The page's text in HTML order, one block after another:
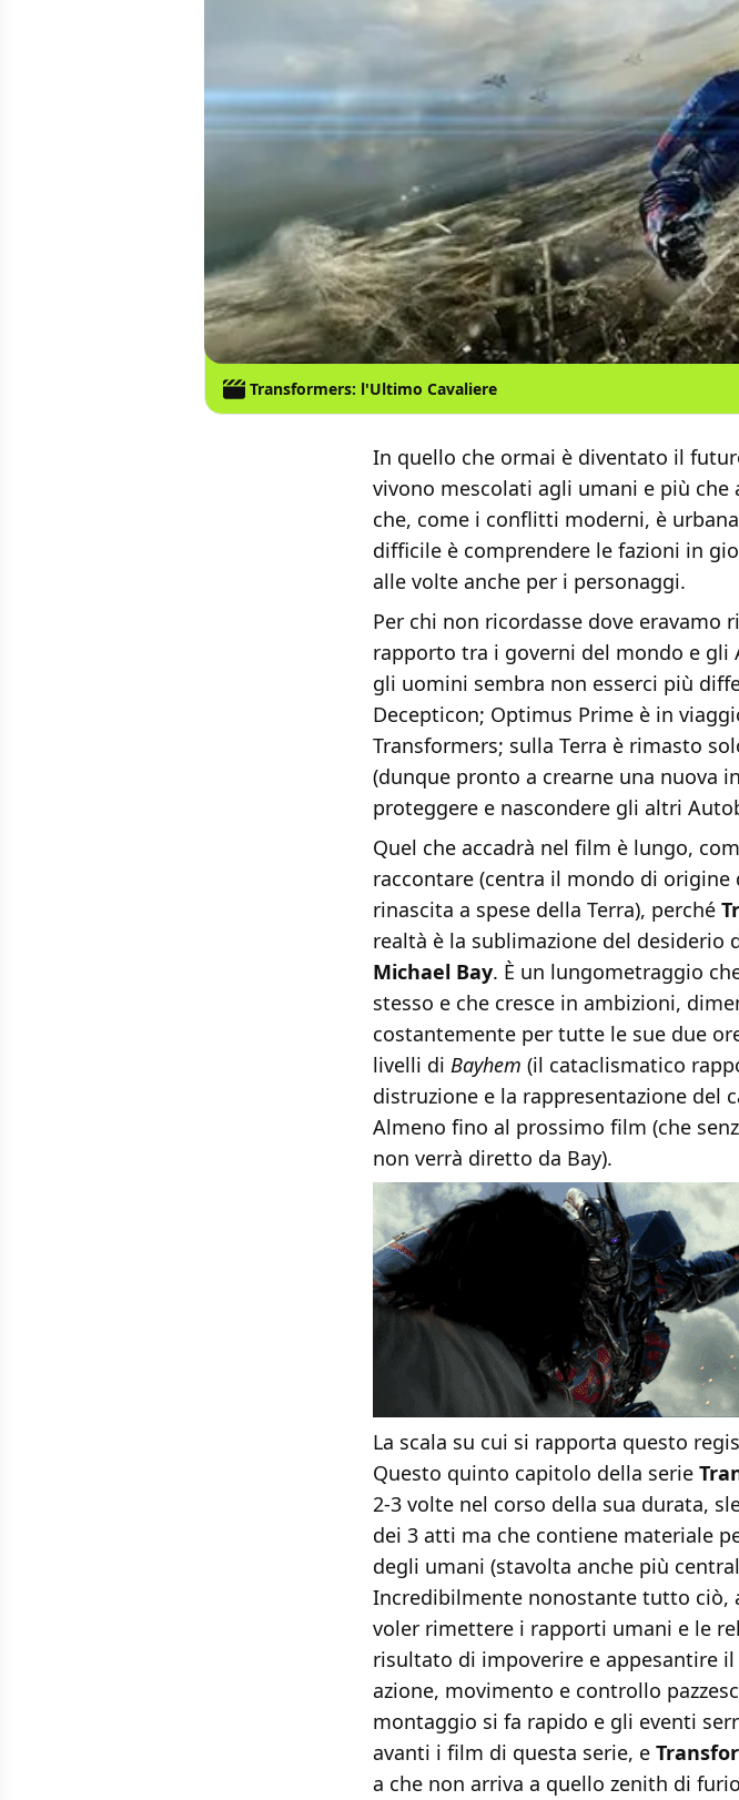
Transformers: l'Ultimo Cavaliere
In quello che ormai è diventato il
vivono mescolati agli umani e più
che, come i conflitti moderni, è
difficile è comprendere le fazioni in
alle volte anche per i personaggi.
Per chi non ricordasse dove eravamo
rapporto tra i governi del mondo e
gli uomini sembra non esserci più
Decepticon; Optimus Prime è in
Transformers; sulla Terra è rimasto
(dunque pronto a crearne una nuova
proteggere e nascondere gli altri
Quel che accadrà nel film è lungo,
raccontare (centra il mondo di
rinascita a spese della Terra), perché
realtà è la sublimazione del
Michael Bay. È un lungometraggio
stesso e che cresce in ambizioni,
costantemente per tutte le sue due
livelli di Bayhem (il cataclismatico
distruzione e la rappresentazione del
Almeno fino al prossimo film (che
non verrà diretto da Bay).
La scala su cui si rapporta questo
Questo quinto capitolo della serie
2-3 volte nel corso della sua durata,
dei 3 atti ma che contiene materiale
degli umani (stavolta anche più
Incredibilmente nonostante tutto ciò,
voler rimettere i rapporti umani e le
risultato di impoverire e appesantire
azione, movimento e controllo
montaggio si fa rapido e gli eventi
avanti i film di questa serie, e
a che non arriva a quello zenith di